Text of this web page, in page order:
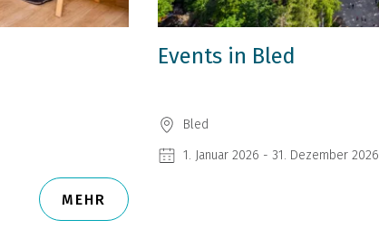
MEHR
Events in Bled
Bled
1. Januar 2026 - 31. Dezember 2026